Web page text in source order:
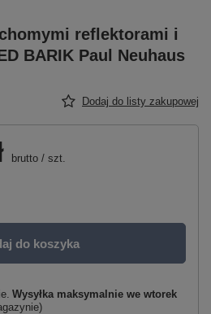
reflektorami i
BARIK Paul Neuhaus
Dodaj do listy zakupowej
brutto / szt.
do koszyka
Wysyłka maksymalnie we wtorek